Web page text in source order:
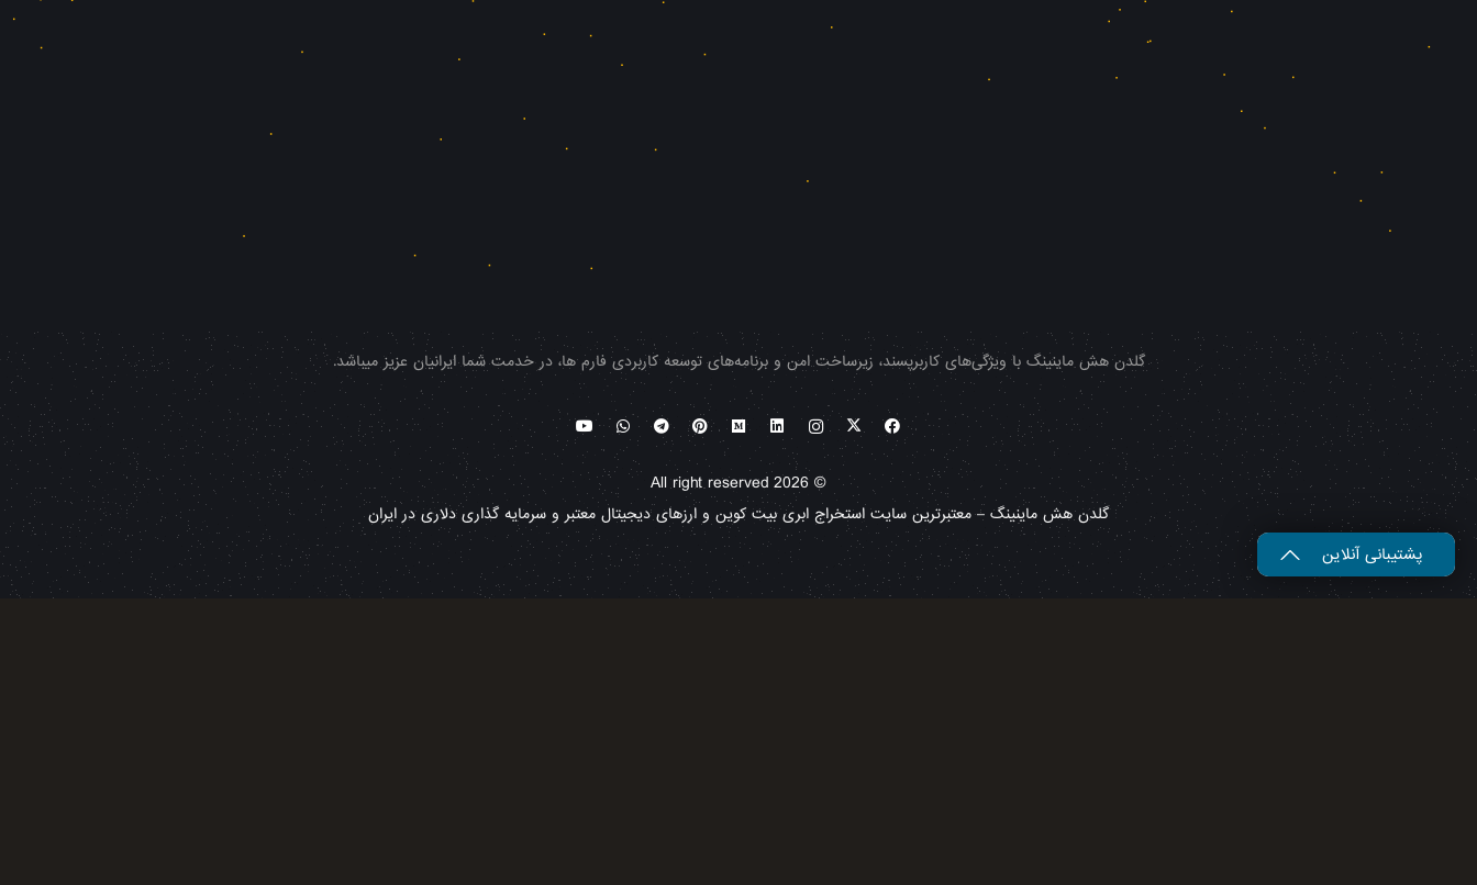
گلدن هش ماینینگ با ویژگی‌های کاربرپسند، زیرساخت امن و برنامه‌های توسعه کاربردی فارم ها، در خدمت شما ایرانیان عزیز میباشد.
© All right reserved 2026
گلدن هش ماینینگ – معتبرترین سایت استخراج ابری بیت کوین و ارزهای دیجیتال معتبر و سرمایه گذاری دلاری در ایران
پشتیبانی آنلاین